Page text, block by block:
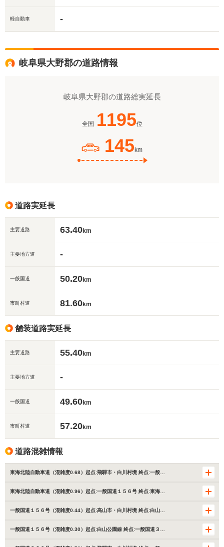
軽自動車 -
岐阜県大野郡の道路情報
岐阜県大野郡の道路総実延長
全国 1195位
145 km
道路実延長
主要道路 63.40km
主要地方道 -
一般国道 50.20km
市町村道 81.60km
舗装道路実延長
主要道路 55.40km
主要地方道 -
一般国道 49.60km
市町村道 57.20km
道路混雑情報
東海北陸自動車道（混雑度0.68）起点:飛騨市・白川村境 終点:一般…
東海北陸自動車道（混雑度0.96）起点:一般国道１５６号 終点:東海…
一般国道１５６号（混雑度0.44）起点:高山市・白川村境 終点:白山…
一般国道１５６号（混雑度0.30）起点:白山公園線 終点:一般国道３…